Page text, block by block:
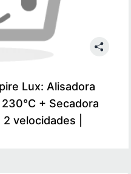
Lux: Alisadora
+ Secadora
velocidades |